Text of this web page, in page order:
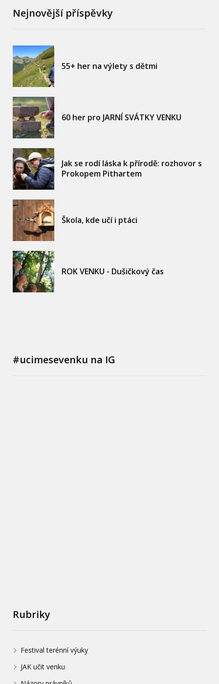
Nejnovější příspěvky
55+ her na výlety s dětmi
60 her pro JARNÍ SVÁTKY VENKU
Jak se rodí láska k přírodě: rozhovor s
Prokopem Pithartem
Škola, kde učí i ptáci
ROK VENKU - Dušičkový čas
#ucimesevenku na IG
Rubriky
Festival terénní výuky
JAK učit venku